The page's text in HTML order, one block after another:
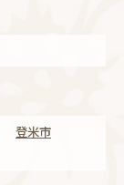
登米市